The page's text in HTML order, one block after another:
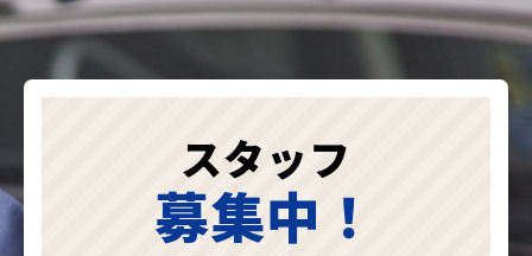
スタッフ
募集中！